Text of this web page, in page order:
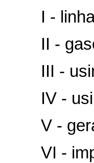
I - linhas
II -
III -
IV -
V -
VI -